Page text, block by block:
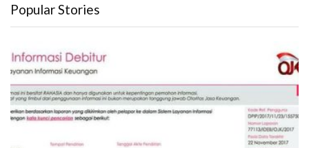
Popular Stories